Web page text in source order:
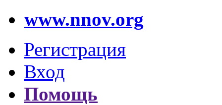
www.nnov.org
Регистрация
Вход
Помощь